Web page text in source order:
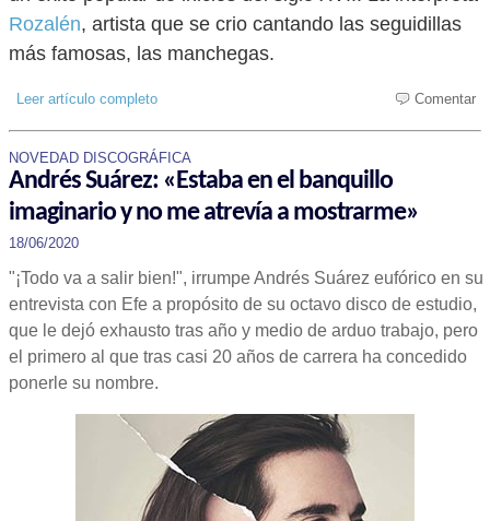
Rozalén, artista que se crio cantando las seguidillas
más famosas, las manchegas.
Leer artículo completo Comentar
NOVEDAD DISCOGRÁFICA
Andrés Suárez: «Estaba en el banquillo
imaginario y no me atrevía a mostrarme»
18/06/2020
"¡Todo va a salir bien!", irrumpe Andrés Suárez eufórico en su
entrevista con Efe a propósito de su octavo disco de estudio,
que le dejó exhausto tras año y medio de arduo trabajo, pero
el primero al que tras casi 20 años de carrera ha concedido
ponerle su nombre.